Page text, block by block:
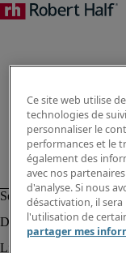
Ce site web utilise
technologies de
personnaliser le
performances et le
également des
avec nos
d'analyse. Si nous
désactivation, il
l'utilisation de
partager mes